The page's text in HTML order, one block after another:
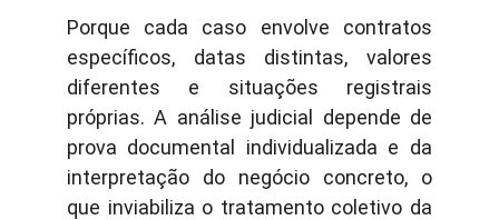
Porque cada caso envolve contratos
específicos, datas distintas, valores
diferentes e situações registrais
próprias. A análise judicial depende de
prova documental individualizada e da
interpretação do negócio concreto, o
que inviabiliza o tratamento coletivo da